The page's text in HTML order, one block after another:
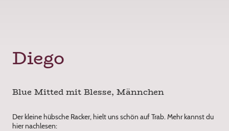
Diego
Blue Mitted mit Blesse, Männchen
Der kleine hübsche Racker, hielt uns schön auf Trab. Mehr kannst du
hier nachlesen: